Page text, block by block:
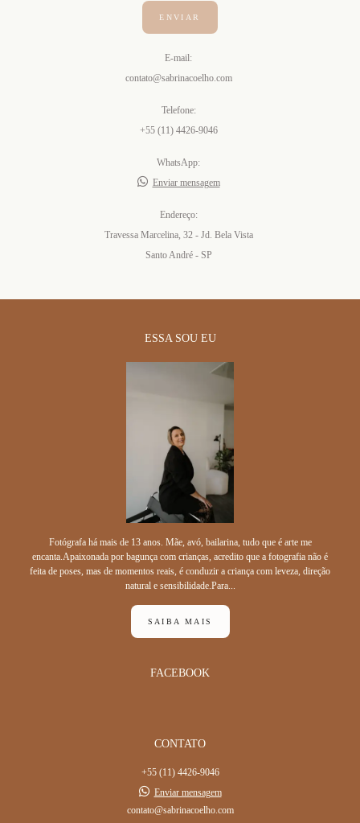
ENVIAR
E-mail:
contato@sabrinacoelho.com
Telefone:
+55 (11) 4426-9046
WhatsApp:
Enviar mensagem
Endereço:
Travessa Marcelina, 32 - Jd. Bela Vista
Santo André - SP
ESSA SOU EU
Fotógrafa há mais de 13 anos. Mãe, avó, bailarina, tudo que é arte me
encanta.Apaixonada por bagunça com crianças, acredito que a fotografia não é
feita de poses, mas de momentos reais, é conduzir a criança com leveza, direção
natural e sensibilidade.Para...
SAIBA MAIS
FACEBOOK
CONTATO
+55 (11) 4426-9046
Enviar mensagem
contato@sabrinacoelho.com